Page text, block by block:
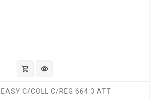
shopping_cart visibility
C/COLL C/REG 664 3 ATT